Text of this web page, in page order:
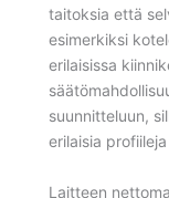
taitoksia että
esimerkiksi
erilaisissa
suunnitteluun,
erilaisia
Laitteen